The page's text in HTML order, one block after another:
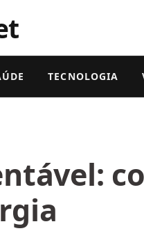
TECNOLOGIA